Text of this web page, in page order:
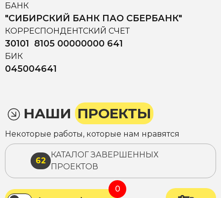
БАНК
"СИБИРСКИЙ БАНК ПАО СБЕРБАНК"
КОРРЕСПОНДЕНТСКИЙ СЧЕТ
30101 8105 00000000 641
БИК
045004641
НАШИ ПРОЕКТЫ
Некоторые работы, которые нам нравятся
62
КАТАЛОГ ЗАВЕРШЕННЫХ
ПРОЕКТОВ
0